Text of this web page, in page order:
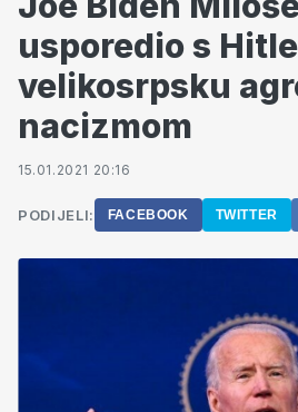
usporedio s
velikosrpsku
nacizmom
15.01.2021 20:16
PODIJELI: FACEBOOK TWITTER